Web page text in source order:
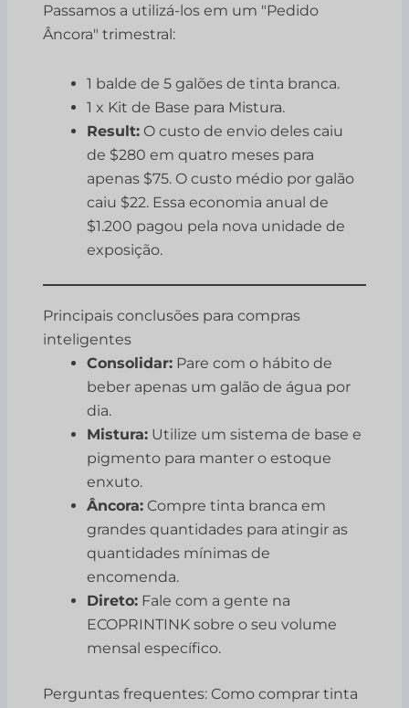
Passamos a utilizá-los em um "Pedido
Âncora" trimestral:
1 balde de 5 galões de tinta branca.
1 x Kit de Base para Mistura.
Result: O custo de envio deles caiu
de $280 em quatro meses para
apenas $75. O custo médio por galão
caiu $22. Essa economia anual de
$1.200 pagou pela nova unidade de
exposição.
Principais conclusões para compras
inteligentes
Consolidar: Pare com o hábito de
beber apenas um galão de água por
dia.
Mistura: Utilize um sistema de base e
pigmento para manter o estoque
enxuto.
Âncora: Compre tinta branca em
grandes quantidades para atingir as
quantidades mínimas de
encomenda.
Direto: Fale com a gente na
ECOPRINTINK sobre o seu volume
mensal específico.
Perguntas frequentes: Como comprar tinta